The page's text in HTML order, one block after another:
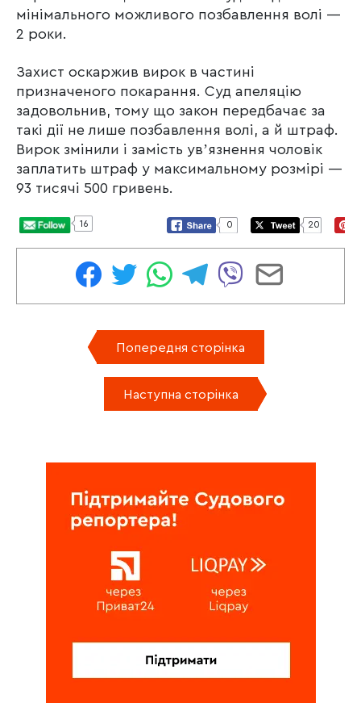
мінімального можливого позбавлення волі —
2 роки.
Захист оскаржив вирок в частині
призначеного покарання. Суд апеляцію
задовольнив, тому що закон передбачає за
такі дії не лише позбавлення волі, а й штраф.
Вирок змінили і замість увʼязнення чоловік
заплатить штраф у максимальному розмірі —
93 тисячі 500 гривень.
16 0 20
Попередня сторінка
Наступна сторінка